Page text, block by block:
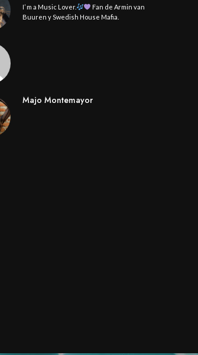
I’ m a Music Lover.
Fan de Armin van
Buuren y Swedish House Mafia.
Majo Montemayor